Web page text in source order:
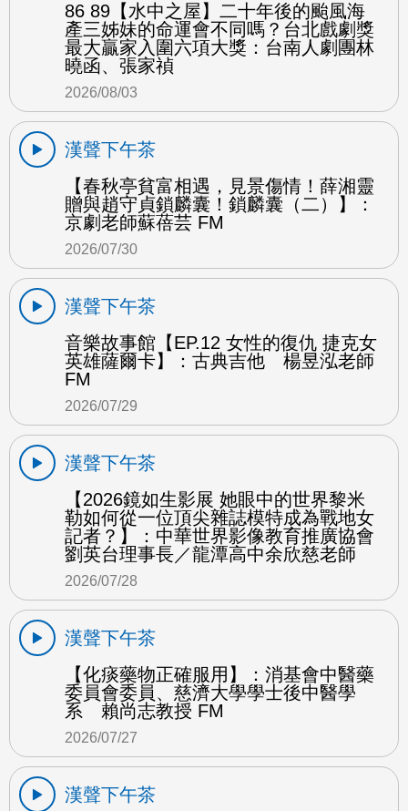
86 89【水中之屋】二十年後的颱風海
產三姊妹的命運會不同嗎？台北戲劇獎
最大贏家入圍六項大獎：台南人劇團林
曉函、張家禎
2026/08/03
漢聲下午茶
【春秋亭貧富相遇，見景傷情！薛湘靈
贈與趙守貞鎖麟囊！鎖麟囊（二）】：
京劇老師蘇蓓芸 FM
2026/07/30
漢聲下午茶
音樂故事館【EP.12 女性的復仇 捷克女
英雄薩爾卡】：古典吉他 楊昱泓老師
FM
2026/07/29
漢聲下午茶
【2026鏡如生影展 她眼中的世界黎米
勒如何從一位頂尖雜誌模特成為戰地女
記者？】：中華世界影像教育推廣協會
劉英台理事長／龍潭高中余欣慈老師
2026/07/28
漢聲下午茶
【化痰藥物正確服用】：消基會中醫藥
委員會委員、慈濟大學學士後中醫學
系 賴尚志教授 FM
2026/07/27
漢聲下午茶